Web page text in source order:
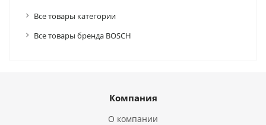
Все товары категории
Все товары бренда BOSCH
Компания
О компании